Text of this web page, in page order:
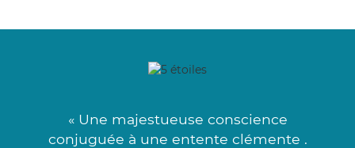
« Une majestueuse conscience
conjuguée à une entente clémente .